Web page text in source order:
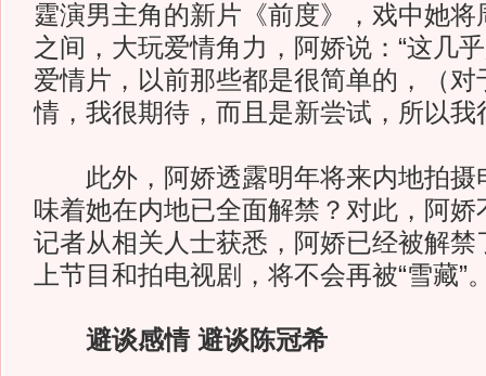
霆演男主角的新片《前度》，戏中她
之间，大玩爱情角力，阿娇说：“这几
爱情片，以前那些都是很简单的，（对
情，我很期待，而且是新尝试，所以我
此外，阿娇透露明年将来内地拍摄
味着她在内地已全面解禁？对此，阿娇
记者从相关人士获悉，阿娇已经被解禁
上节目和拍电视剧，将不会再被“雪藏”
避谈感情 避谈陈冠希